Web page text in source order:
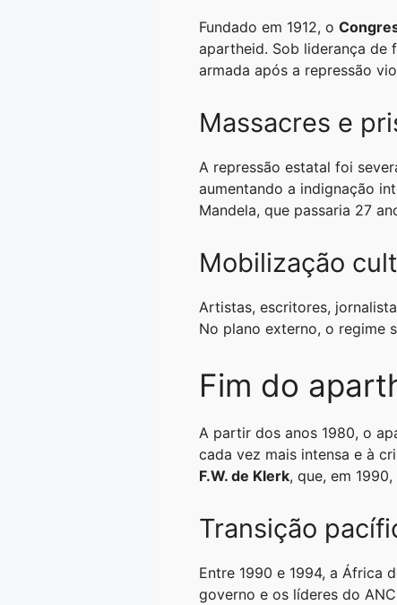
Fundado em 1912, o
apartheid. Sob liderança de
armada após a repressão
Massacres e
A repressão estatal foi
aumentando a indignação
Mandela, que passaria 27
Mobilização
Artistas, escritores,
No plano externo, o regime
Fim do
A partir dos anos 1980, o
cada vez mais intensa e à
F.W. de Klerk, que, em
Transição
Entre 1990 e 1994, a África
governo e os líderes do